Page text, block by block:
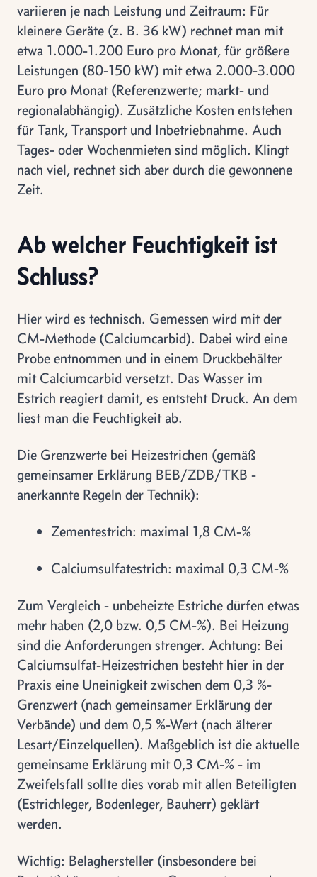
variieren je nach Leistung und Zeitraum: Für
kleinere Geräte (z. B. 36 kW) rechnet man mit
etwa 1.000-1.200 Euro pro Monat, für größere
Leistungen (80-150 kW) mit etwa 2.000-3.000
Euro pro Monat (Referenzwerte; markt- und
regionalabhängig). Zusätzliche Kosten entstehen
für Tank, Transport und Inbetriebnahme. Auch
Tages- oder Wochenmieten sind möglich. Klingt
nach viel, rechnet sich aber durch die gewonnene
Zeit.
Ab welcher Feuchtigkeit ist
Schluss?
Hier wird es technisch. Gemessen wird mit der
CM-Methode (Calciumcarbid). Dabei wird eine
Probe entnommen und in einem Druckbehälter
mit Calciumcarbid versetzt. Das Wasser im
Estrich reagiert damit, es entsteht Druck. An dem
liest man die Feuchtigkeit ab.
Die Grenzwerte bei Heizestrichen (gemäß
gemeinsamer Erklärung BEB/ZDB/TKB -
anerkannte Regeln der Technik):
Zementestrich: maximal 1,8 CM-%
Calciumsulfatestrich: maximal 0,3 CM-%
Zum Vergleich - unbeheizte Estriche dürfen etwas
mehr haben (2,0 bzw. 0,5 CM-%). Bei Heizung
sind die Anforderungen strenger. Achtung: Bei
Calciumsulfat-Heizestrichen besteht hier in der
Praxis eine Uneinigkeit zwischen dem 0,3 %-
Grenzwert (nach gemeinsamer Erklärung der
Verbände) und dem 0,5 %-Wert (nach älterer
Lesart/Einzelquellen). Maßgeblich ist die aktuelle
gemeinsame Erklärung mit 0,3 CM-% - im
Zweifelsfall sollte dies vorab mit allen Beteiligten
(Estrichleger, Bodenleger, Bauherr) geklärt
werden.
Wichtig: Belaghersteller (insbesondere bei